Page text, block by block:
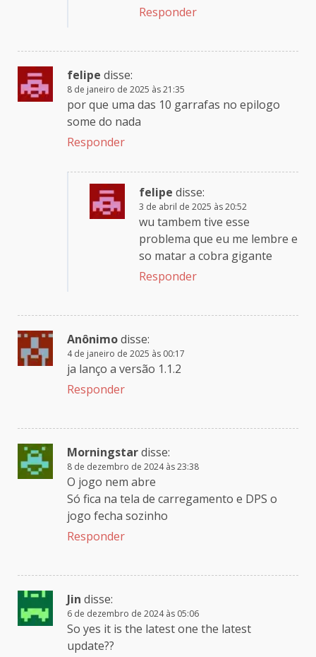
Responder
felipe disse:
8 de janeiro de 2025 às 21:35
por que uma das 10 garrafas no epilogo
some do nada
Responder
felipe disse:
3 de abril de 2025 às 20:52
wu tambem tive esse
problema que eu me lembre e
so matar a cobra gigante
Responder
Anônimodisse:
4 de janeiro de 2025 às 00:17
ja lanço a versão 1.1.2
Responder
Morningstardisse:
8 de dezembro de 2024 às 23:38
O jogo nem abre
Só fica na tela de carregamento e DPS o
jogo fecha sozinho
Responder
Jin disse:
6 de dezembro de 2024 às 05:06
So yes it is the latest one the latest
update??